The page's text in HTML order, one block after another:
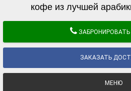
кофе из лучшей
ЗАКАЗАТЬ
МЕНЮ